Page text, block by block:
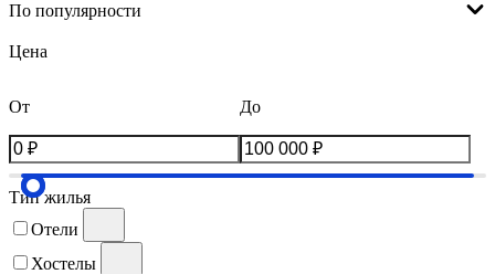
По популярности
Цена
От До
Тип жилья
Отели
Хостелы